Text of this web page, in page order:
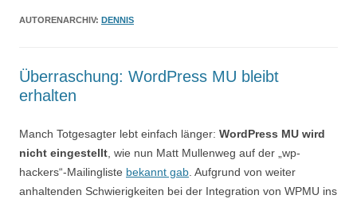
AUTORENARCHIV: DENNIS
Überraschung: WordPress MU bleibt
erhalten
Manch Totgesagter lebt einfach länger: WordPress MU wird
nicht eingestellt , wie nun Matt Mullenweg auf der „wp-
hackers“-Mailingliste bekannt gab . Aufgrund von weiter
anhaltenden Schwierigkeiten bei der Integration von WPMU ins